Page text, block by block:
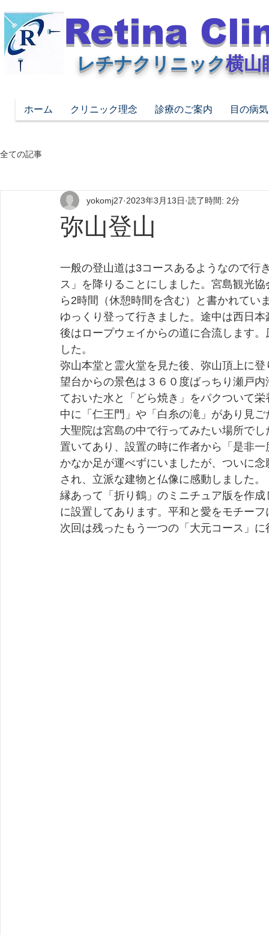
Retina
レチナクリニック横山
ホーム クリニック理念 診療のご案内 目の病
全ての記事
弥山登山
yokomj27 2023年3月13日 読了時間: 2分
一般の登山道は3コースあるようなので行
ス」を降りることにしました。宮島観光
ら2時間（休憩時間を含む）と書かれてい
ゆっくり登って行きました。途中は西日
後はロープウェイからの道に合流します
した。
弥山本堂と霊火堂を見た後、弥山頂上に
望台からの景色は３６０度ばっちり瀬戸
ておいた水と「どら焼き」をパクついて
中に「仁王門」や「白糸の滝」があり見
大聖院は宮島の中で行ってみたい場所で
置いてあり、設置の時に作者から「是非
かなか足が運べずにいましたが、ついに
され、立派な建物と仏像に感動しました。
縁あって「折り鶴」のミニチュア版を作
に設置してあります。平和と愛をモチー
次回は残ったもう一つの「大元コース」